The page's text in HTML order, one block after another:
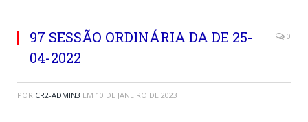
97 SESSÃO ORDINÁRIA DA DE 25-
04-2022
0
POR CR2-ADMIN3 EM 10 DE JANEIRO DE 2023